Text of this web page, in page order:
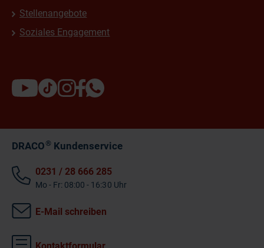
Stellenangebote
Soziales Engagement
DRACO®Kundenservice
0231 / 28 666 285
Mo - Fr: 08:00 - 16:30 Uhr
E-Mail schreiben